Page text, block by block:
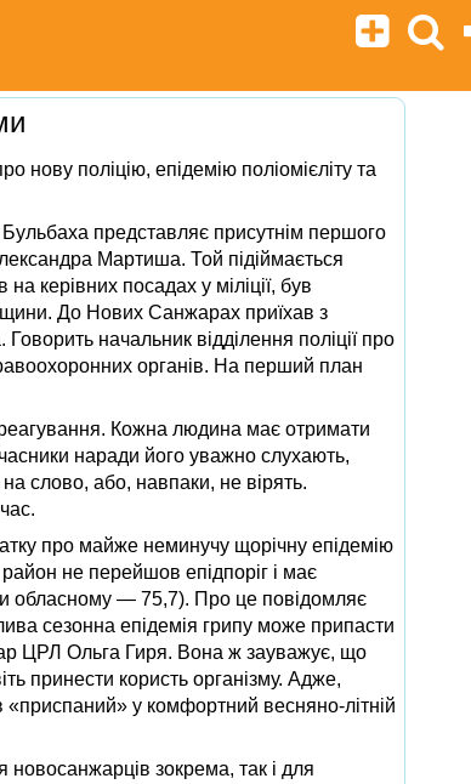
нову поліцію, епідемію поліомієліту та
представляє присутнім першого
Мартиша. Той підіймається
керівних посадах у міліції, був
До Нових Санжарах приїхав з
начальник відділення поліції про
органів. На перший план
Кожна людина має отримати
наради його уважно слухають,
слово, або, навпаки, не вірять.
про майже неминучу щорічну епідемію
не перейшов епідпоріг і має
обласному — 75,7). Про це повідомляє
сезонна епідемія грипу може припасти
ЦРЛ Ольга Гиря. Вона ж зауважує, що
принести користь організму. Адже,
«приспаний» у комфортний весняно-літній
новосанжарців зокрема, так і для